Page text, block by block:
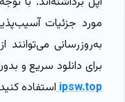
مورد جزئیات
به‌روزرسانی
برای دانلود سریع و
ipsw.top استفاده